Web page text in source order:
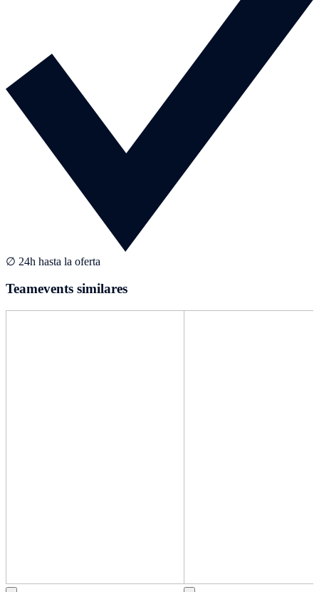
∅ 24h hasta la oferta
Teamevents similares